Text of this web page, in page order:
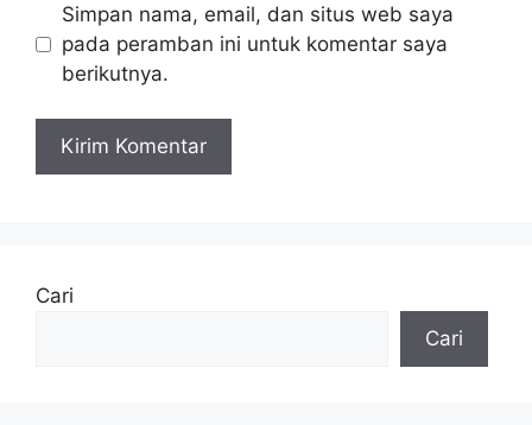
Simpan nama, email, dan situs web saya
pada peramban ini untuk komentar saya
berikutnya.
Cari
Cari